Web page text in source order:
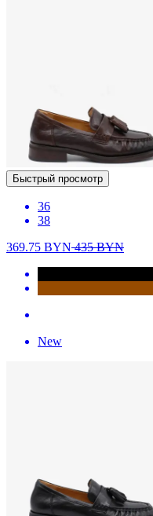
Быстрый просмотр
36
38
369.75 BYN435BYN
New